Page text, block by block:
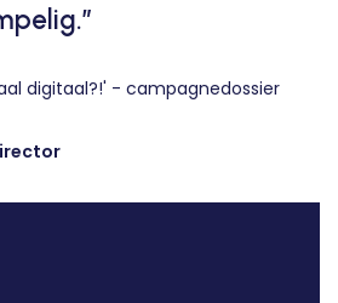
digitaal?!' - campagnedossier